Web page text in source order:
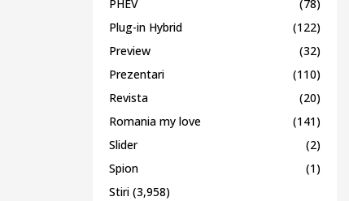
PHEV
(78)
Plug-in Hybrid
(122)
Preview
(32)
Prezentari
(110)
Revista
(20)
Romania my love
(141)
Slider
(2)
Spion
(1)
Stiri (3,958)